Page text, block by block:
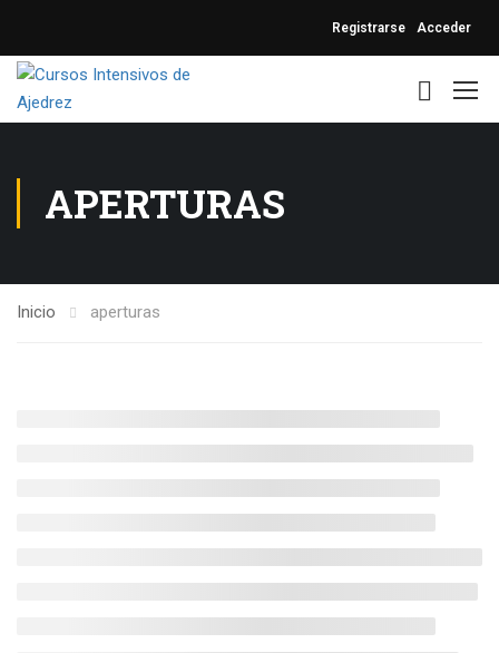
Registrarse Acceder
APERTURAS
Inicio aperturas